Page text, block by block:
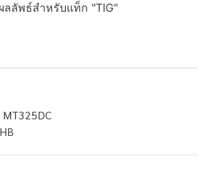
ลลัพธ์สำหรับแท็ก "TIG"